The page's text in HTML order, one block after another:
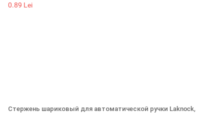
0.89 Lei
Стержень шариковый для автоматической ручки Laknock,